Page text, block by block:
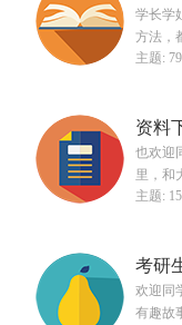
学长学
方法，
主题:
资料
也欢迎
里，和
主题:
考研
欢迎同
有趣故